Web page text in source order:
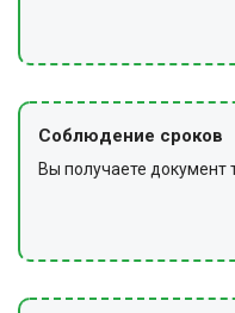
Соблюдение сроков
Вы получаете документ